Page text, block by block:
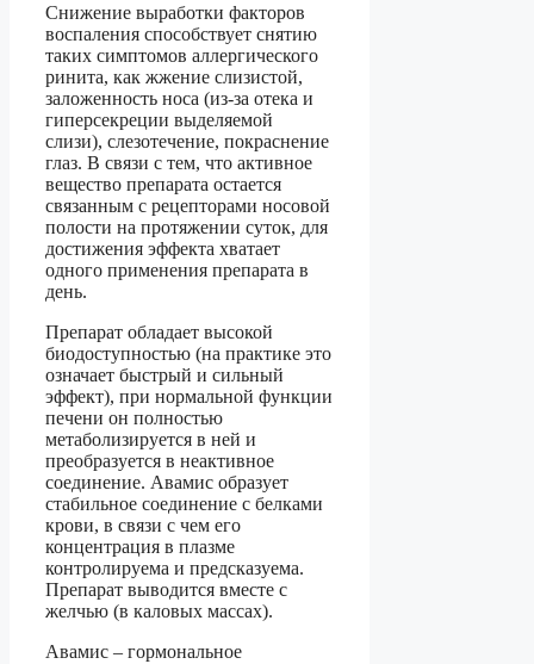
Снижение выработки факторов
воспаления способствует снятию
таких симптомов аллергического
ринита, как жжение слизистой,
заложенность носа (из-за отека и
гиперсекреции выделяемой
слизи), слезотечение, покраснение
глаз. В связи с тем, что активное
вещество препарата остается
связанным с рецепторами носовой
полости на протяжении суток, для
достижения эффекта хватает
одного применения препарата в
день.
Препарат обладает высокой
биодоступностью (на практике это
означает быстрый и сильный
эффект), при нормальной функции
печени он полностью
метаболизируется в ней и
преобразуется в неактивное
соединение. Авамис образует
стабильное соединение с белками
крови, в связи с чем его
концентрация в плазме
контролируема и предсказуема.
Препарат выводится вместе с
желчью (в каловых массах).
Авамис – гормональное